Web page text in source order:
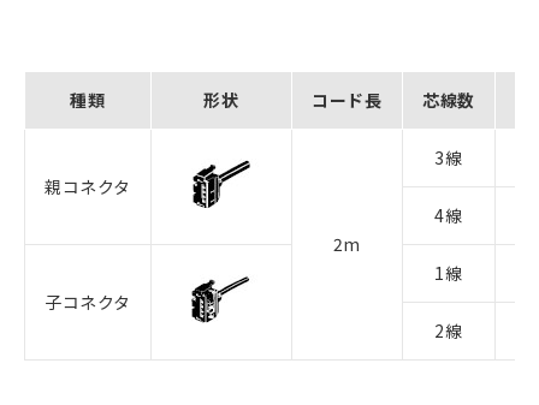
種類 形状 コード長 芯線数
親コネクタ
2m
3線
4線
子コネクタ
1線
2線